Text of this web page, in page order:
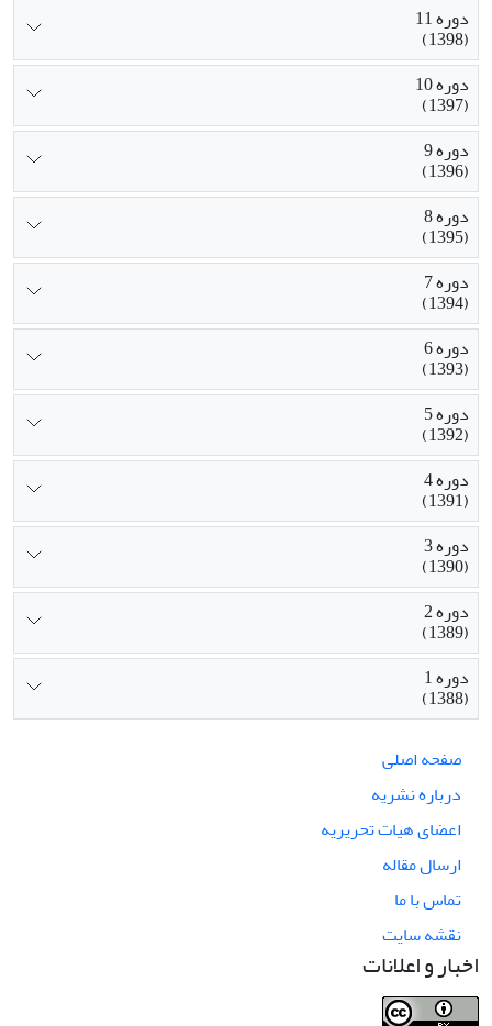
دوره 11
(1398)
دوره 10
(1397)
دوره 9
(1396)
دوره 8
(1395)
دوره 7
(1394)
دوره 6
(1393)
دوره 5
(1392)
دوره 4
(1391)
دوره 3
(1390)
دوره 2
(1389)
دوره 1
(1388)
صفحه اصلی
درباره نشریه
اعضای هیات تحریریه
ارسال مقاله
تماس با ما
نقشه سایت
اخبار و اعلانات